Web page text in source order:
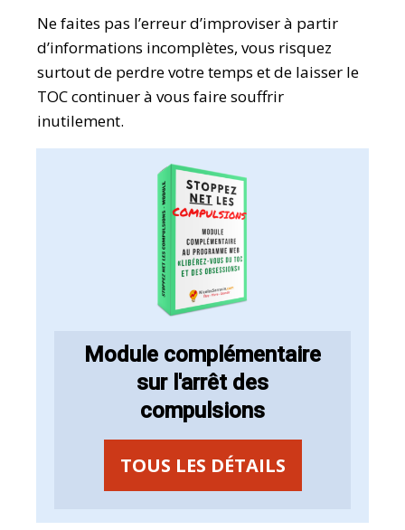
Ne faites pas l’erreur d’improviser à partir
d’informations incomplètes, vous risquez
surtout de perdre votre temps et de laisser le
TOC continuer à vous faire souffrir
inutilement.
Module complémentaire
sur l'arrêt des
compulsions
TOUS LES DÉTAILS